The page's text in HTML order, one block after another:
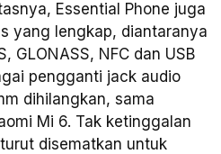
Essential Phone juga
yang lengkap, diantaranya
GLONASS, NFC dan USB
pengganti jack audio
dihilangkan, sama
Mi 6. Tak ketinggalan
disematkan untuk